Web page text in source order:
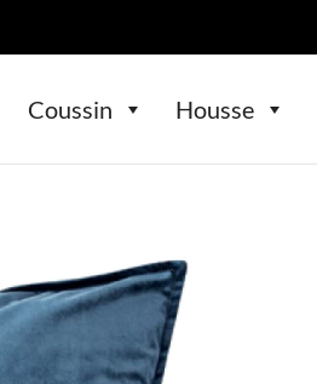
Coussin Housse